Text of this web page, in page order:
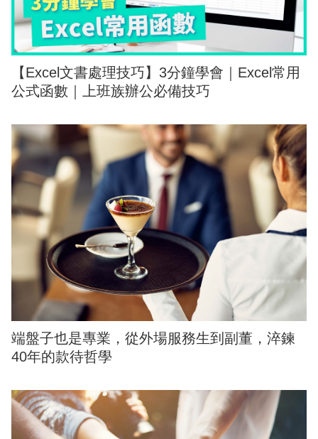
【Excel文書處理技巧】3分鐘學會｜Excel常用
公式函數｜上班族辦公必備技巧
端盤子也是專業，從外場服務生到副董，淬鍊
40年的款待哲學